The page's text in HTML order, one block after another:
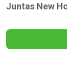
Juntas New